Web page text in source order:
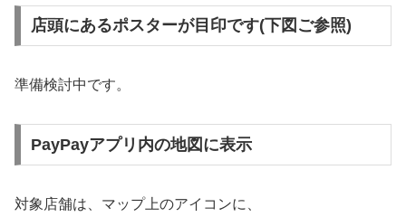
店頭にあるポスターが目印です(下図ご参照)
準備検討中です。
PayPayアプリ内の地図に表示
対象店舗は、マップ上のアイコンに、